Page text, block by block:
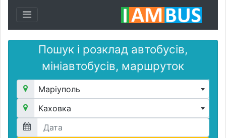
Toggle navigation
Пошук і розклад автобусів,
мініавтобусів, маршруток
Маріуполь
Каховка